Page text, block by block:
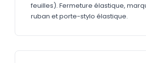
Étiquettes adhésives
feuilles). Fermeture élastique,
ruban et porte-stylo élastique.